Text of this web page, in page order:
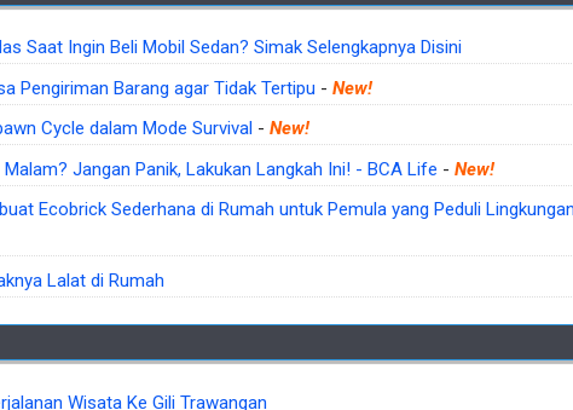
Saat Ingin Beli Mobil Sedan? Simak Selengkapnya Disini
Pengiriman Barang agar Tidak Tertipu - New!
Cycle dalam Mode Survival- New!
Jangan Panik, Lakukan Langkah Ini! - BCA Life - New!
Ecobrick Sederhana di Rumah untuk Pemula yang Peduli
Lalat di Rumah
Wisata Ke Gili Trawangan